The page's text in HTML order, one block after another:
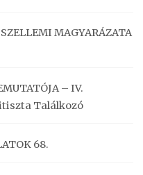
MAGYARÁZATA
– IV.
Találkozó
68.